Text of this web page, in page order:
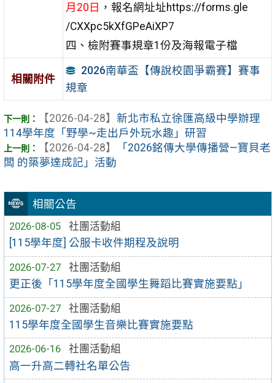
相關公告
2026-08-05
社團活動組
[115學年度] 公服卡收件期程及說明
2026-07-27
社團活動組
更正後「115學年度全國學生舞蹈比賽實施要點」
2026-07-27
社團活動組
115學年度全國學生音樂比賽實施要點
2026-06-16
社團活動組
高一升高二轉社名單公告
月20日 ，報名網址址https://forms.gle
/CXXpc5kXfGPeAiXP7
四、檢附賽事規章1份及海報電子檔
相關附件
2026南華盃【傳說校園爭霸賽】賽事
規章
【2026-04-28】 新北市私立徐匯高級中學辦理
114學年度「野學~走出戶外玩水趣」研習
【2026-04-28】
「2026銘傳大學傳播營—寶貝老
闆 的築夢達成記」活動